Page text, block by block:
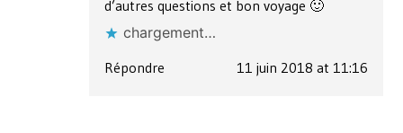
d’autres questions et bon voyage 🙂
chargement…
Répondre
11 juin 2018 at 11:16